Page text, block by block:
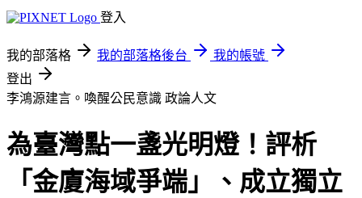
登入
我的部落格 我的部落格後台
我的帳號
登出
李鴻源建言。喚醒公民意識 政論人文
為臺灣點一盞光明燈！評析
「金廈海域爭端」、成立獨立